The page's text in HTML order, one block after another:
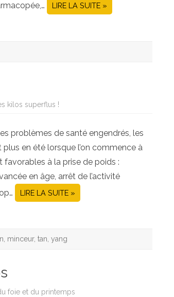
LIRE LA SUITE »
kilos superflus !
problèmes de santé engendrés, les
en été lorsque l’on commence à
favorables à la prise de poids :
en âge, arrêt de l’activité
LIRE LA SUITE »
minceur, tan yang
foie et du printemps